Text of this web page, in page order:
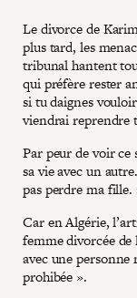
Le divorce de
plus tard, les
tribunal hantent
qui préfère rester
si tu daignes
viendrai reprendre
Par peur de voir ce
sa vie avec un
pas perdre ma fille.
Car en Algérie,
femme divorcée de
avec une personne
prohibée ».